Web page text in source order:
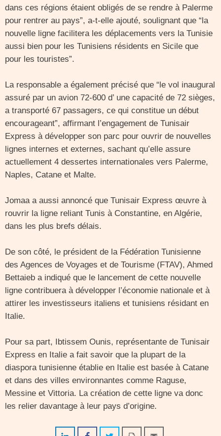
dans ces régions étaient obligés de se rendre à Palerme
pour rentrer au pays”, a-t-elle ajouté, soulignant que “la
nouvelle ligne facilitera les déplacements vers la Tunisie
aussi bien pour les Tunisiens résidents en Sicile que
pour les touristes”.
La responsable a également précisé que “le vol inaugural
assuré par un avion 72-600 d’ une capacité de 72 sièges,
a transporté 67 passagers, ce qui constitue un début
encourageant”, affirmant l’engagement de Tunisair
Express à développer son parc pour ouvrir de nouvelles
lignes internes et externes, sachant qu’elle assure
actuellement 4 dessertes internationales vers Palerme,
Naples, Catane et Malte.
Jomaa a aussi annoncé que Tunisair Express œuvre à
rouvrir la ligne reliant Tunis à Constantine, en Algérie,
dans les plus brefs délais.
De son côté, le président de la Fédération Tunisienne
des Agences de Voyages et de Tourisme (FTAV), Ahmed
Bettaieb a indiqué que le lancement de cette nouvelle
ligne contribuera à développer l’économie nationale et à
attirer les investisseurs italiens et tunisiens résidant en
Italie.
Pour sa part, Ibtissem Ounis, représentante de Tunisair
Express en Italie a fait savoir que la plupart de la
diaspora tunisienne établie en Italie est basée à Catane
et dans des villes environnantes comme Raguse,
Messine et Vittoria. La création de cette ligne va donc
les relier davantage à leur pays d’origine.